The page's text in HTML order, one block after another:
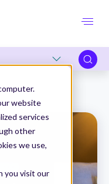
website
services
other
we use,
you visit our